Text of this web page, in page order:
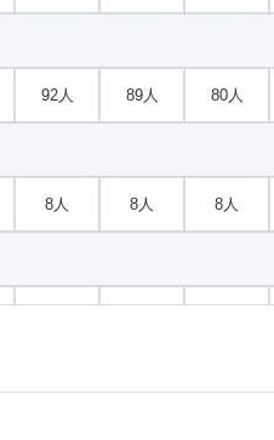
92人 89人 80人
8人 8人 8人